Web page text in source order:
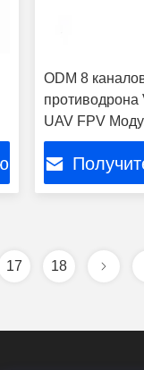
ODM 8
противодрона
UAV FPV
мощности
17 18